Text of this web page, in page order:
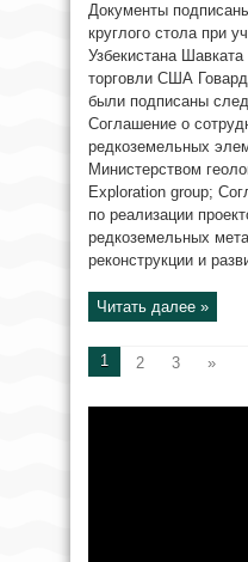
Документы
круглого стола при
Узбекистана
торговли США
были подписаны
Соглашение о
редкоземельных
Министерством
Exploration group;
по реализации
редкоземельных
реконструкции и
Читать далее »
1 2 3 »